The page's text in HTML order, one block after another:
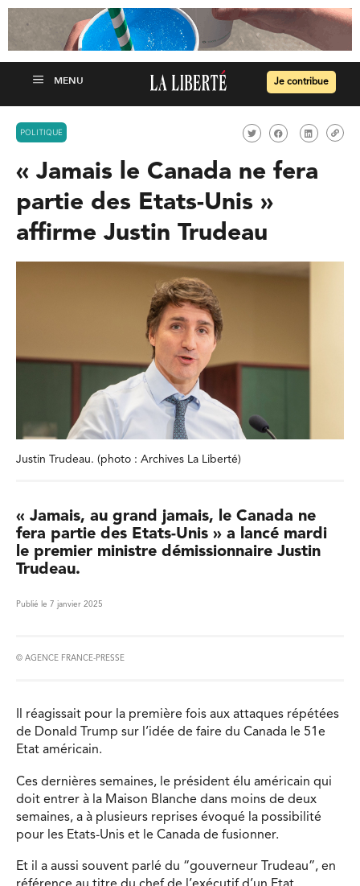
Je contribue
POLITIQUE
« Jamais le Canada ne fera
partie des Etats-Unis »
affirme Justin Trudeau
Justin Trudeau. (photo : Archives La Liberté)
« Jamais, au grand jamais, le Canada ne
fera partie des Etats-Unis » a lancé mardi
le premier ministre démissionnaire Justin
Trudeau.
Publié le 7 janvier 2025
© AGENCE FRANCE-PRESSE
Il réagissait pour la première fois aux attaques répétées
de Donald Trump sur l’idée de faire du Canada le 51e
Etat américain.
Ces dernières semaines, le président élu américain qui
doit entrer à la Maison Blanche dans moins de deux
semaines, a à plusieurs reprises évoqué la possibilité
pour les Etats-Unis et le Canada de fusionner.
Et il a aussi souvent parlé du “gouverneur Trudeau”, en